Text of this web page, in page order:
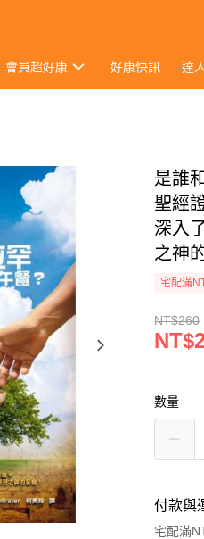
會員超好康 好康快訊 達
是誰
聖經
深入
之神
宅配滿
NT$260
數量
付款與
宅配滿